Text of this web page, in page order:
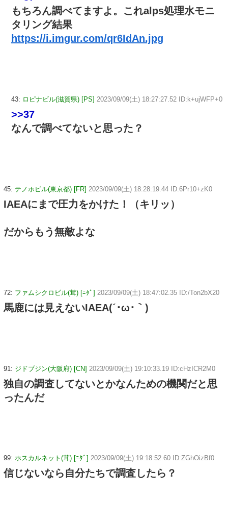
もちろん調べてますよ。これalps処理水モニ
タリング結果
https://i.imgur.com/qr6IdAn.jpg
43: ロピナビル(滋賀県) [PS] 2023/09/09(土) 18:27:27.52 ID:k+ujWFP+0
>>37
なんで調べてないと思った？
45: テノホビル(東京都) [FR] 2023/09/09(土) 18:28:19.44 ID:6Pr10+zK0
IAEAにまで圧力をかけた！（キリッ）
だからもう無敵よな
72: ファムシクロビル(茸) [ﾆﾀﾞ] 2023/09/09(土) 18:47:02.35 ID:/Ton2bX20
馬鹿には見えないIAEA(´･ω･｀)
91: ジドブジン(大阪府) [CN] 2023/09/09(土) 19:10:33.19 ID:cHzICR2M0
独自の調査してないとかなんための機関だと思
ったんだ
99: ホスカルネット(茸) [ﾆﾀﾞ] 2023/09/09(土) 19:18:52.60 ID:ZGhOizBf0
信じないなら自分たちで調査したら？